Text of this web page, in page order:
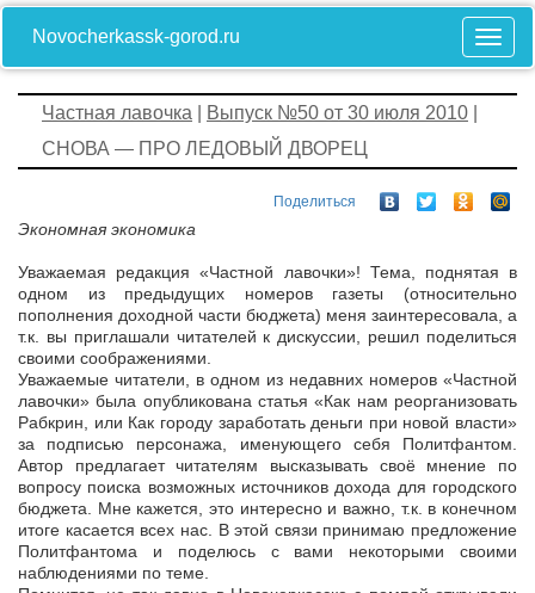
Novocherkassk-gorod.ru
Частная лавочка Выпуск №50 от 30 июля 2010
СНОВА — ПРО ЛЕДОВЫЙ ДВОРЕЦ
Поделиться
Экономная экономика
Уважаемая редакция «Частной лавочки»! Тема, поднятая в
одном из предыдущих номеров газеты (относительно
пополнения доходной части бюджета) меня заинтересовала, а
т.к. вы приглашали читателей к дискуссии, решил поделиться
своими соображениями.
Уважаемые читатели, в одном из недавних номеров «Частной
лавочки» была опубликована статья «Как нам реорганизовать
Рабкрин, или Как городу заработать деньги при новой власти»
за подписью персонажа, именующего себя Политфантом.
Автор предлагает читателям высказывать своё мнение по
вопросу поиска возможных источников дохода для городского
бюджета. Мне кажется, это интересно и важно, т.к. в конечном
итоге касается всех нас. В этой связи принимаю предложение
Политфантома и поделюсь с вами некоторыми своими
наблюдениями по теме.